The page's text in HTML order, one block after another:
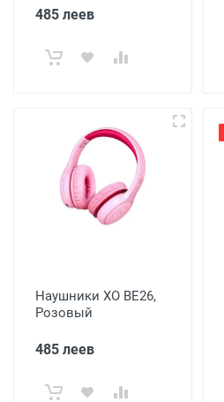
485 леев
Наушники XO BE26,
Розовый
485 леев